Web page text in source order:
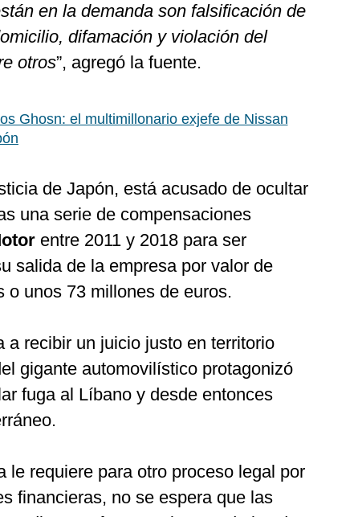
en la demanda son falsificación de
difamación y violación del
otros”, agregó la fuente.
Ghosn: el multimillonario exjefe de Nissan
de Japón, está acusado de ocultar
una serie de compensaciones
entre 2011 y 2018 para ser
salida de la empresa por valor de
o unos 73 millones de euros.
a recibir un juicio justo en territorio
gigante automovilístico protagonizó
fuga al Líbano y desde entonces
le requiere para otro proceso legal por
financieras, no se espera que las